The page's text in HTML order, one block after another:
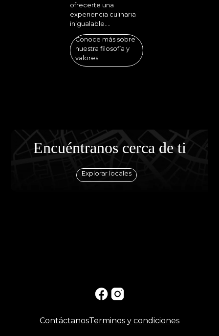
ofrecerte una
experiencia culinaria
inigualable....
Conoce más sobre
nuestra filosofía y
valores
Encuéntranos cerca de ti
Explorar locales
ContáctanosTerminos y condiciones